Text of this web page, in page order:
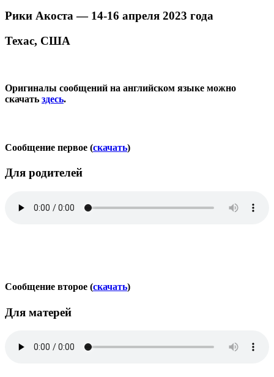
Рики Акоста — 14-16 апреля 2023 года
Техас, США
Оригиналы сообщений на английском языке можно
скачать здесь.
Сообщение первое (скачать)
Для родителей
Сообщение второе (скачать)
Для матерей